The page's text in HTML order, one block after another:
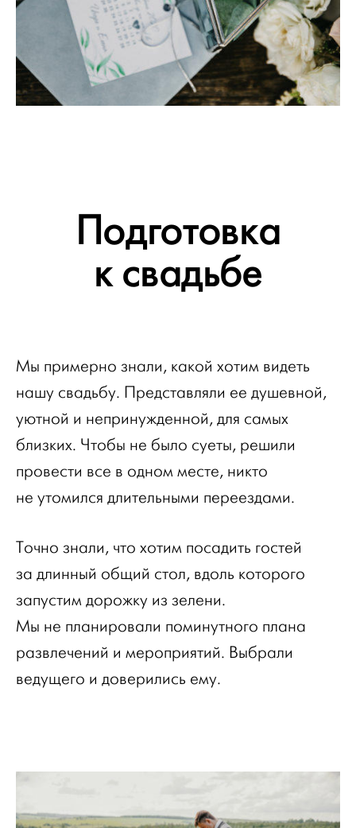
Подготовка
к свадьбе
Мы примерно знали, какой хотим видеть
нашу свадьбу. Представляли ее душевной,
уютной и непринужденной, для самых
близких. Чтобы не было суеты, решили
провести все в одном месте, никто
не утомился длительными переездами.
Точно знали, что хотим посадить гостей
за длинный общий стол, вдоль которого
запустим дорожку из зелени.
Мы не планировали поминутного плана
развлечений и мероприятий. Выбрали
ведущего и доверились ему.